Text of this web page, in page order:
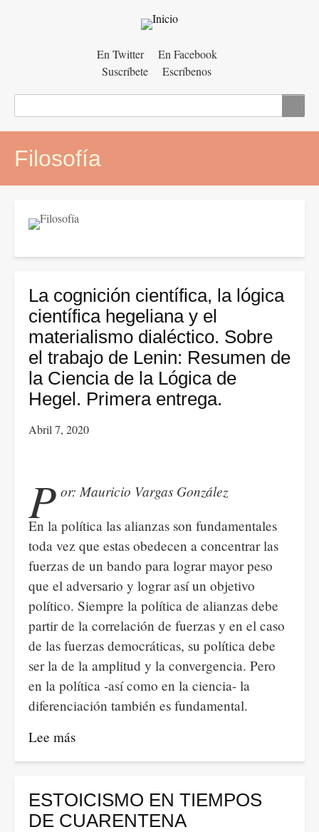
En Twitter
En Facebook
Suscríbete
Escríbenos
Filosofía
La cognición científica, la lógica
científica hegeliana y el
materialismo dialéctico. Sobre
el trabajo de Lenin: Resumen de
la Ciencia de la Lógica de
Hegel. Primera entrega.
Abril 7, 2020
P or: Mauricio Vargas González
En la política las alianzas son fundamentales
toda vez que estas obedecen a concentrar las
fuerzas de un bando para lograr mayor peso
que el adversario y lograr así un objetivo
político. Siempre la política de alianzas debe
partir de la correlación de fuerzas y en el caso
de las fuerzas democráticas, su política debe
ser la de la amplitud y la convergencia. Pero
en la política -así como en la ciencia- la
diferenciación también es fundamental.
Lee más
La
científica,
la
ESTOICISMO EN TIEMPOS
DE CUARENTENA